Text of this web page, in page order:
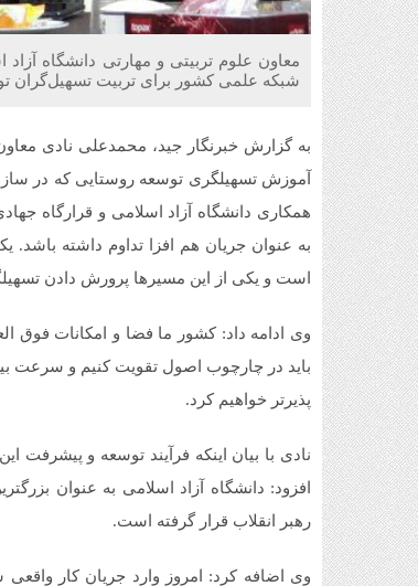
معاون علوم تربیتی و مهارتی دانشگاه آزاد
شبکه علمی کشور برای تربیت تسهیل‌گران
به گزارش خبرنگار جید، محمدعلی نادی
آموزش تسهیلگری توسعه روستایی که در
همکاری دانشگاه آزاد اسلامی و قرارگاه
به عنوان جریان هم افزا تداوم داشته
است و یکی از این مسیرها پرورش دادن
وی ادامه داد: کشور ما فضا و امکانات فوق
باید در چارچوب اصول تقویت کنیم و سرعت
پذیرتر خواهیم کرد.
نادی با بیان اینکه فرآیند توسعه و
افزود: دانشگاه آزاد اسلامی به عنوان
رهبر انقلاب قرار گرفته است.
وی اضافه کرد: امروز وارد جریان کار